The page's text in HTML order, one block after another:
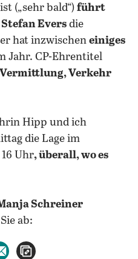
(„sehr bald“) führt
Evers die
hat inzwischen einiges
Jahr. CP-Ehrentitel
Vermittlung, Verkehr
Hipp und ich
die Lage im
Uhr, überall, wo es
Schreiner
ab:
WhatsApp teilen
per E-Mail teilen